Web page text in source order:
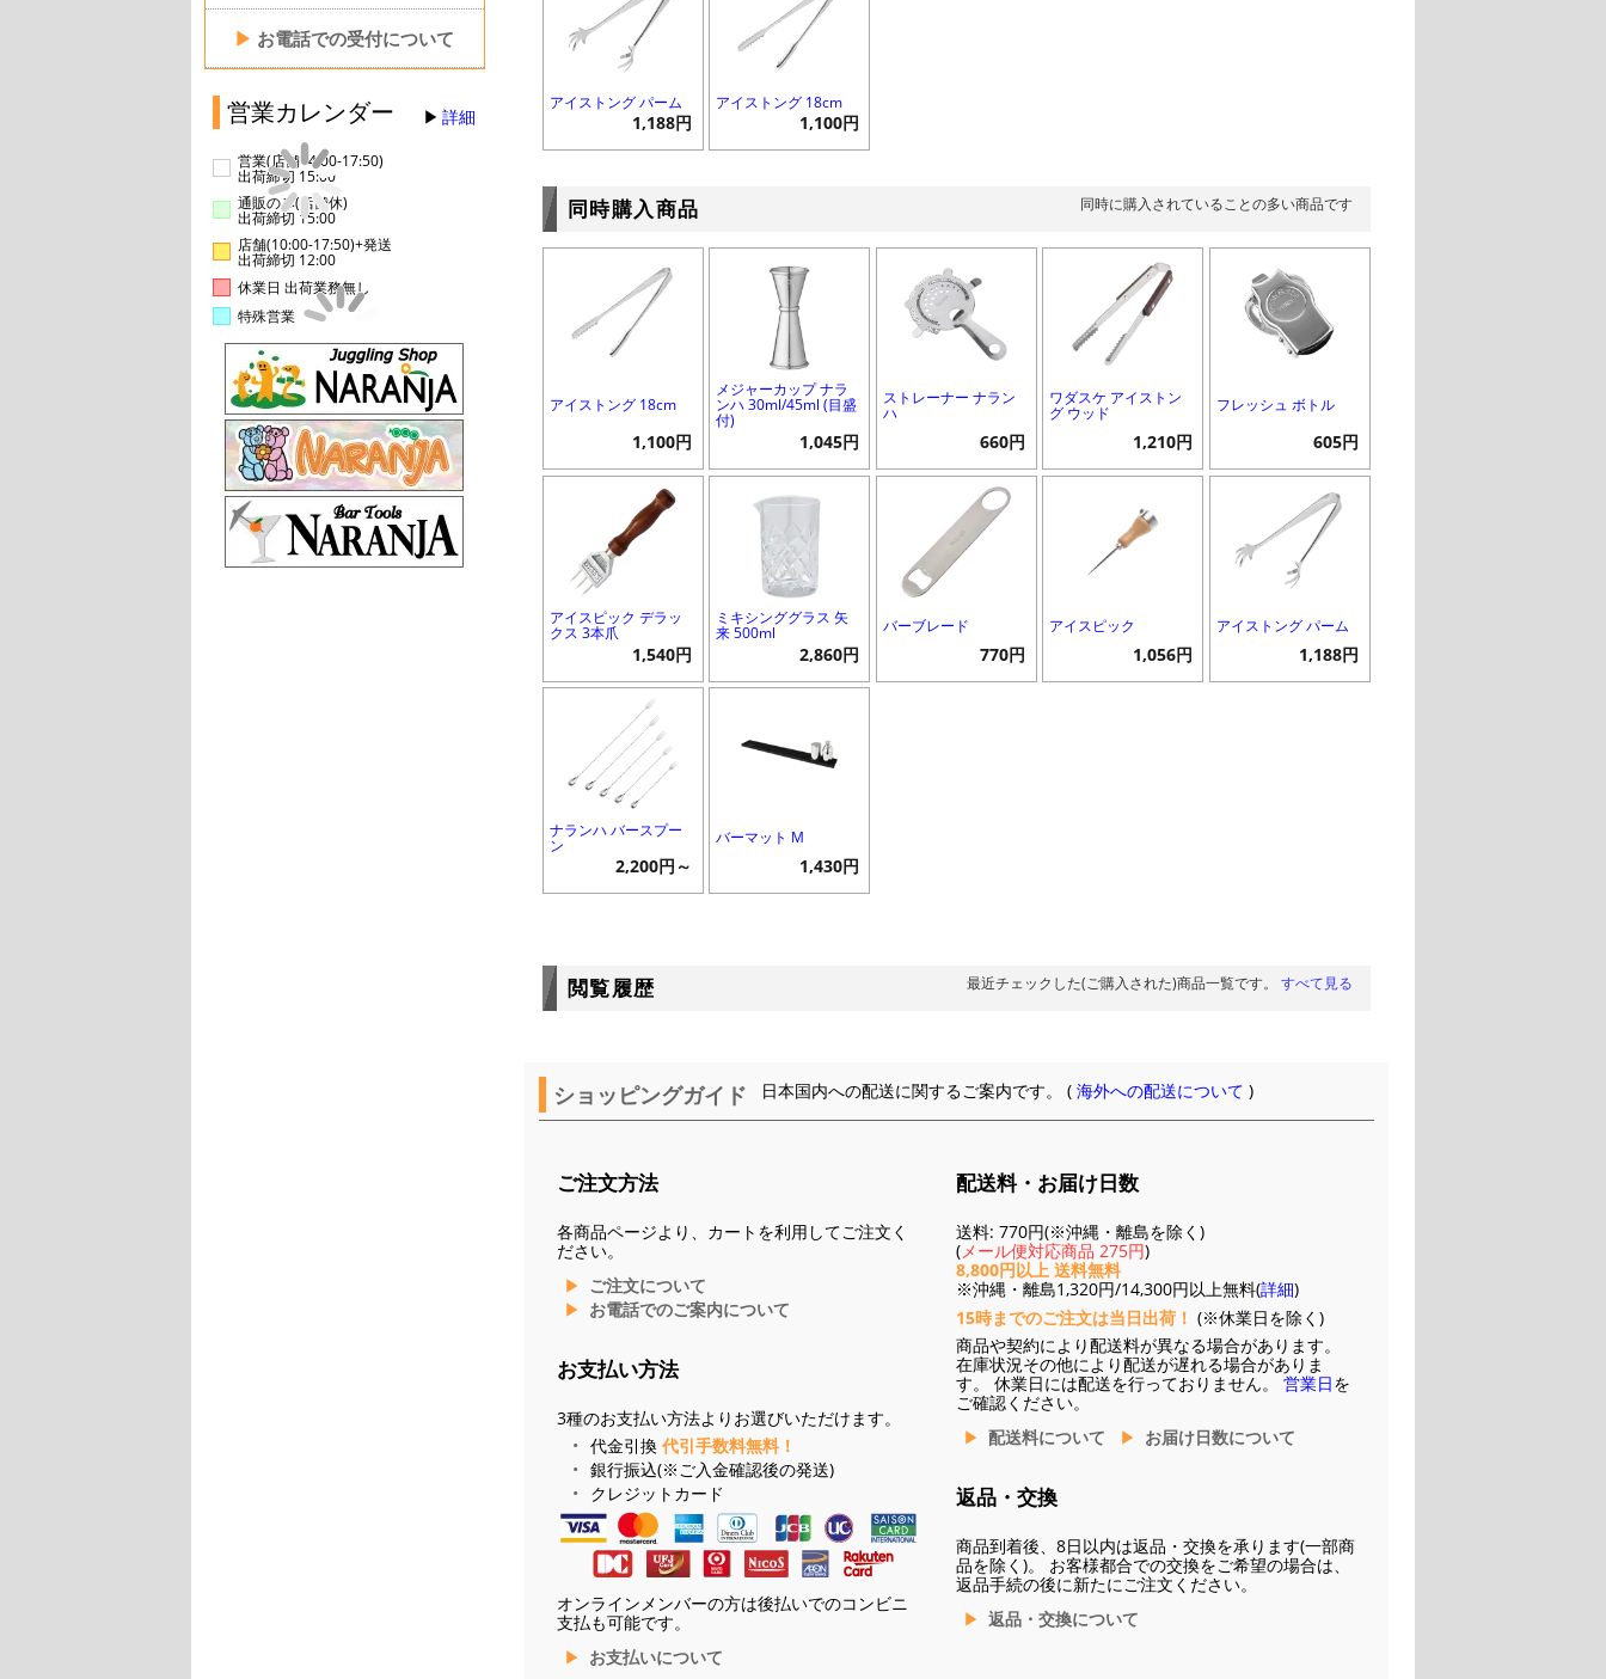
▶ お電話での受付について
営業カレンダー 詳細
営業(店舗14:00-17:50)
出荷締切 15:00
通販のみ(店舗休)
出荷締切 15:00
店舗(10:00-17:50)+発送
出荷締切 12:00
休業日 出荷業務無し
特殊営業
アイストング パーム
1,188円
アイストング 18cm
1,100円
同時購入商品 同時に購入されていることの多い商品です
アイストング 18cm
1,100円
メジャーカップ ナラ
ンハ 30ml/45ml (目盛
付)
1,045円
ストレーナー ナラン
ハ
660円
ワダスケ アイストン
グ ウッド
1,210円
フレッシュ ボトル
605円
アイスピック デラッ
クス 3本爪
1,540円
ミキシンググラス 矢
来 500ml
2,860円
バーブレード
770円
アイスピック
1,056円
アイストング パーム
1,188円
ナランハ バースプー
ン
2,200円～
バーマット M
1,430円
閲覧履歴 最近チェックした(ご購入された)商品一覧です。 すべて見る
ショッピングガイド 日本国内への配送に関するご案内です。 (海外への配送について )
ご注文方法
各商品ページより、カートを利用してご注文く
ださい。
ご注文について
お電話でのご案内について
お支払い方法
3種のお支払い方法よりお選びいただけます。
代金引換 代引手数料無料！
銀行振込(※ご入金確認後の発送)
クレジットカード
オンラインメンバーの方は後払いでのコンビニ
支払も可能です。
お支払いについて
配送料・お届け日数
送料: 770円(※沖縄・離島を除く)
(メール便対応商品 275円)
8,800円以上 送料無料
※沖縄・離島1,320円/14,300円以上無料(詳細)
15時までのご注文は当日出荷！ (※休業日を除く)
商品や契約により配送料が異なる場合があります。
在庫状況その他により配送が遅れる場合がありま
す。 休業日には配送を行っておりません。 営業日を
ご確認ください。
配送料について
お届け日数について
返品・交換
商品到着後、8日以内は返品・交換を承ります(一部商
品を除く)。 お客様都合での交換をご希望の場合は、
返品手続の後に新たにご注文ください。
返品・交換について